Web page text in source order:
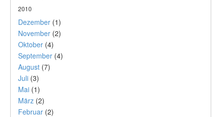
2010
Dezember (1)
November (2)
Oktober (4)
September (4)
August (7)
Juli (3)
Mai (1)
März (2)
Februar (2)